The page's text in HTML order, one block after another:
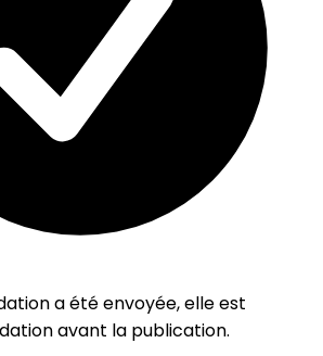
a été envoyée, elle est
avant la publication.